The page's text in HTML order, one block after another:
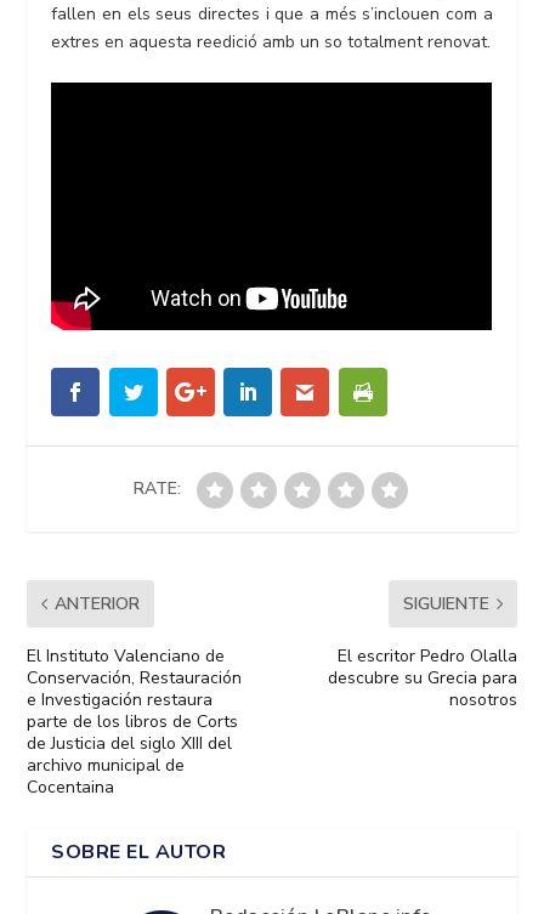
fallen en els seus directes i que a més s’inclouen com a
extres en aquesta reedició amb un so totalment renovat.
RATE:
ANTERIOR
El Instituto Valenciano de
Conservación, Restauración
e Investigación restaura
parte de los libros de Corts
de Justicia del siglo XIII del
archivo municipal de
Cocentaina
SIGUIENTE
El escritor Pedro Olalla
descubre su Grecia para
nosotros
SOBRE EL AUTOR